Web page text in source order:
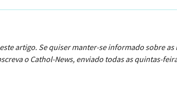
artigo. Se quiser manter-se informado sobre as
o Cathol-News, enviado todas as quintas-